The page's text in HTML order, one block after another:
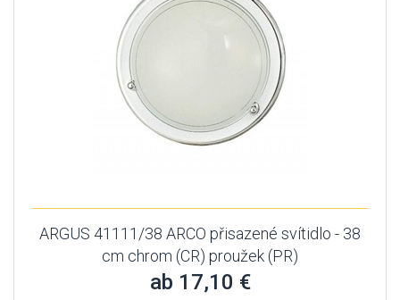
ARGUS 41111/38 ARCO přisazené svítidlo - 38
cm chrom (CR) proužek (PR)
ab 17,10 €